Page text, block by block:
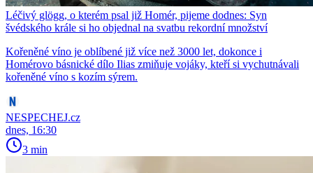
Léčivý glögg, o kterém psal již Homér, pijeme dodnes: Syn
švédského krále si ho objednal na svatbu rekordní množství
Kořeněné víno je oblíbené již více než 3000 let, dokonce i
Homérovo básnické dílo Ilias zmiňuje vojáky, kteří si vychutnávali
kořeněné víno s kozím sýrem.
NESPECHEJ.cz
dnes, 16:30
3 min